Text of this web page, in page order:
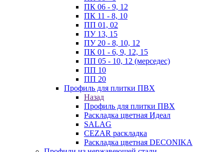
ПК 06 - 9, 12
ПК 11 - 8, 10
ПП 01, 02
ПУ 13, 15
ПУ 20 - 8, 10, 12
ПК 01 - 6, 9, 12, 15
ПП 05 - 10, 12 (мерседес)
ПП 10
ПП 20
Профиль для плитки ПВХ
Назад
Профиль для плитки ПВХ
Раскладка цветная Идеал
SALAG
CEZAR раскладка
Раскладка цветная DECONIKA